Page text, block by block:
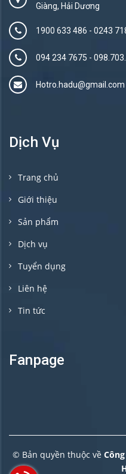
Giàng, Hải Dương
1900 633 486 - 0243
094 234 7675‬ -
Hotro.hadu@gmail.com
Dịch Vụ
Trang chủ
Giới thiệu
Sản phẩm
Dịch vụ
Tuyển dụng
Liên hệ
Tin tức
Fanpage
© Bản quyền thuộc về